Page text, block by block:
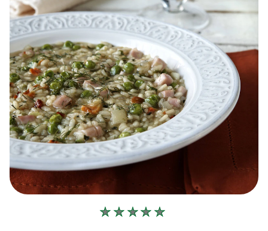
Δεν